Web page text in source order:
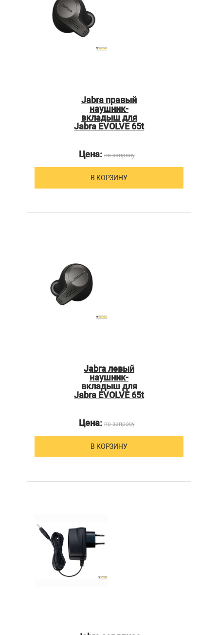
Jabra правый
наушник-
вкладыш для
Jabra EVOLVE 65t
Цена:по запросу
В КОРЗИНУ
Jabra левый
наушник-
вкладыш для
Jabra EVOLVE 65t
Цена:по запросу
В КОРЗИНУ